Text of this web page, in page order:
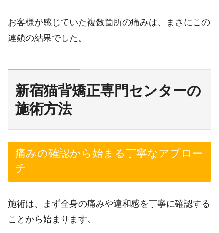
お客様が感じていた複数箇所の痛みは、まさにこの
連鎖の結果でした。
新宿猫背矯正専門センターの
施術方法
痛みの確認から始まる丁寧なアプロー
チ
施術は、まず全身の痛みや違和感を丁寧に確認する
ことから始まります。